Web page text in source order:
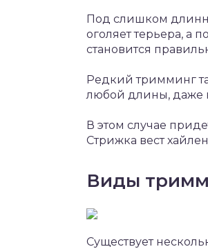
Под слишком
оголяет терьера, а
становится
Редкий тримминг
любой длины, даже
В этом случае
Стрижка вест
Виды
Существует